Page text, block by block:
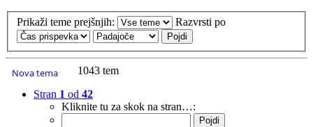
Prikaži teme prejšnjih: Razvrsti po
Nova tema
1043 tem
Stran 1 od 42
Kliknite tu za skok na stran…: